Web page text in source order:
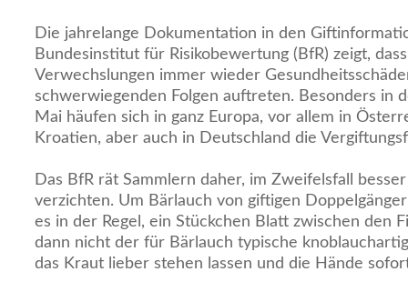
Die jahrelange Dokumentation in den
Bundesinstitut für Risikobewertung (BfR) zeigt,
Verwechslungen immer wieder
schwerwiegenden Folgen auftreten. Besonders in
Mai häufen sich in ganz Europa, vor allem in
Kroatien, aber auch in Deutschland die
Das BfR rät Sammlern daher, im Zweifelsfall
verzichten. Um Bärlauch von giftigen
es in der Regel, ein Stückchen Blatt zwischen den
dann nicht der für Bärlauch typische
das Kraut lieber stehen lassen und die Hände